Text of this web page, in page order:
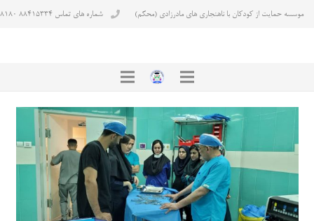
موسسه حمایت از کودکان با ناهنجاری های مادرزادی (محکم) شماره های تماس ۸۸۴۱۵۳۳۴ ۸۸۴۳۸۱۸۰